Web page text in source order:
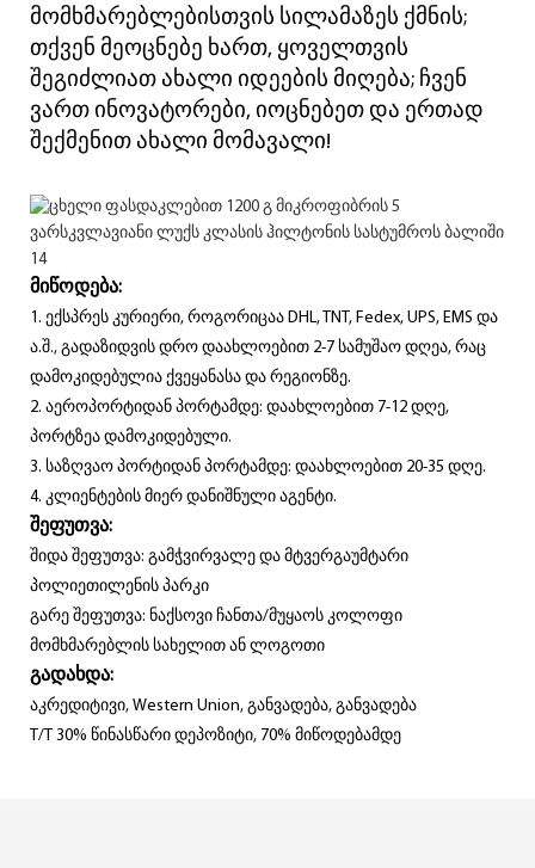
მომხმარებლებისთვის სილამაზეს ქმნის;
თქვენ მეოცნებე ხართ, ყოველთვის
შეგიძლიათ ახალი იდეების მიღება; ჩვენ
ვართ ინოვატორები, იოცნებეთ და ერთად
შექმენით ახალი მომავალი!
მიწოდება:
1. ექსპრეს კურიერი, როგორიცაა DHL, TNT, Fedex, UPS, EMS და
ა.შ., გადაზიდვის დრო დაახლოებით 2-7 სამუშაო დღეა, რაც
დამოკიდებულია ქვეყანასა და რეგიონზე.
2. აეროპორტიდან პორტამდე: დაახლოებით 7-12 დღე,
პორტზეა დამოკიდებული.
3. საზღვაო პორტიდან პორტამდე: დაახლოებით 20-35 დღე.
4. კლიენტების მიერ დანიშნული აგენტი.
შეფუთვა:
შიდა შეფუთვა: გამჭვირვალე და მტვერგაუმტარი
პოლიეთილენის პარკი
გარე შეფუთვა: ნაქსოვი ჩანთა/მუყაოს კოლოფი
მომხმარებლის სახელით ან ლოგოთი
გადახდა:
აკრედიტივი, Western Union, განვადება, განვადება
T/T 30% წინასწარი დეპოზიტი, 70% მიწოდებამდე